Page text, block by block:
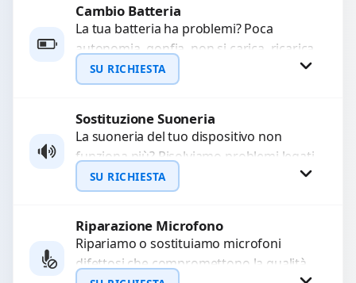
Richiedi Preventivo
WhatsApp
Cambio Batteria
La tua batteria ha problemi? Poca
autonomia, gonfia, non si carica, ricarica
lenta o cicli di ricarica esauriti?
Sostituiamo la...
SU RICHIESTA
Richiedi Preventivo
WhatsApp
Sostituzione Suoneria
La suoneria del tuo dispositivo non
funziona più? Risolviamo problemi legati
a moduli audio difettosi con interventi
precisi e componenti...
SU RICHIESTA
Richiedi Preventivo
WhatsApp
Riparazione Microfono
Ripariamo o sostituiamo microfoni
difettosi che compromettono la qualità